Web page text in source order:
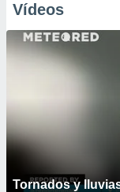
Vídeos
Tornados y